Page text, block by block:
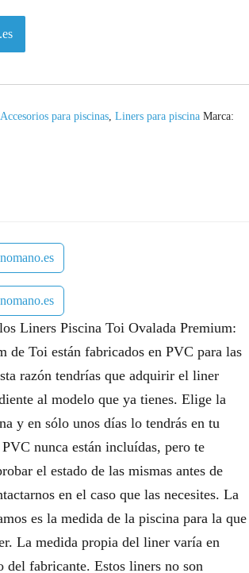
Accesorios para piscinas, Liners para piscina Marca:
Liners Piscina Toi Ovalada Premium:
de Toi están fabricados en PVC para las
razón tendrías que adquirir el liner
al modelo que ya tienes. Elige la
y en sólo unos días lo tendrás en tu
nunca están incluídas, pero te
el estado de las mismas antes de
en el caso que las necesites. La
es la medida de la piscina para la que
La medida propia del liner varía en
fabricante. Estos liners no son